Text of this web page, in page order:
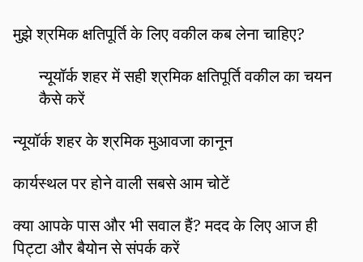
मुझे श्रमिक क्षतिपूर्ति के लिए वकील कब लेना चाहिए?
न्यूयॉर्क शहर में सही श्रमिक क्षतिपूर्ति वकील का चयन
कैसे करें
न्यूयॉर्क शहर के श्रमिक मुआवजा कानून
कार्यस्थल पर होने वाली सबसे आम चोटें
क्या आपके पास और भी सवाल हैं? मदद के लिए आज ही
पिट्टा और बैयोन से संपर्क करें